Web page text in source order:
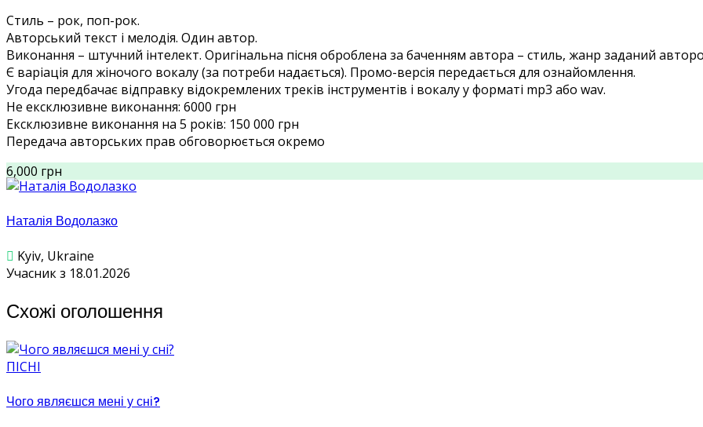
Стиль – рок, поп-рок.
Авторський текст і мелодія. Один автор.
Виконання – штучний інтелект. Оригінальна пісня оброблена за баченням автора – стиль, жанр заданий
Є варіація для жіночого вокалу (за потреби надається). Промо-версія передається для ознайомлення.
Угода передбачає відправку відокремлених треків інструментів і вокалу у форматі mp3 або wav.
Не ексклюзивне виконання: 6000 грн
Ексклюзивне виконання на 5 років: 150 000 грн
Передача авторських прав обговорюється окремо
6,000 грн
Наталія Водолазко
Kyiv, Ukraine
Учасник з 18.01.2026
Схожі оголошення
ПІСНІ
Чого являєшся мені у сні?